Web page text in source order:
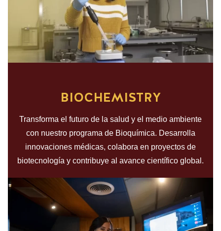
BIOCHEMISTRY
Transforma el futuro de la salud y el medio ambiente
con nuestro programa de Bioquímica. Desarrolla
innovaciones médicas, colabora en proyectos de
biotecnología y contribuye al avance científico global.